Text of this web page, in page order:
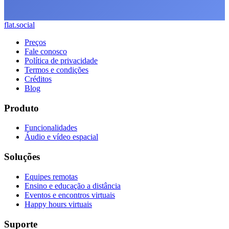
flat.social
Preços
Fale conosco
Política de privacidade
Termos e condições
Créditos
Blog
Produto
Funcionalidades
Áudio e vídeo espacial
Soluções
Equipes remotas
Ensino e educação a distância
Eventos e encontros virtuais
Happy hours virtuais
Suporte